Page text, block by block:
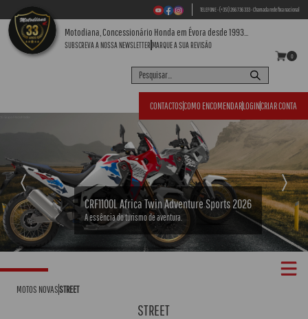
TELEFONE - (+351) 266 736 333 - Chamada rede fixa nacional
Motodiana, Concessionário Honda em Évora desde 1993...
SUBSCREVA A NOSSA NEWSLETTER MARQUE A SUA REVISÃO
0
CONTACTOSCOMO ENCOMENDARLOGINCRIAR CONTA
CRF1100L Africa Twin Adventure Sports 2026
A essência do turismo de aventura.
Previous Next
MOTOS NOVASSTREET
STREET